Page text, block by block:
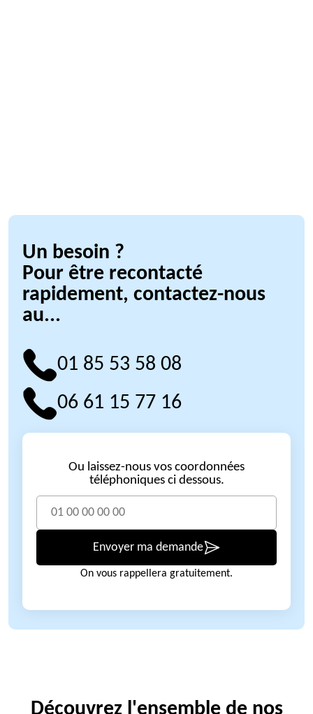
Un besoin ?
Pour être recontacté
rapidement, contactez-nous
au...
01 85 53 58 08
06 61 15 77 16
Ou laissez-nous vos coordonnées
téléphoniques ci dessous.
Envoyer ma demande
On vous rappellera gratuitement.
Découvrez l'ensemble de nos